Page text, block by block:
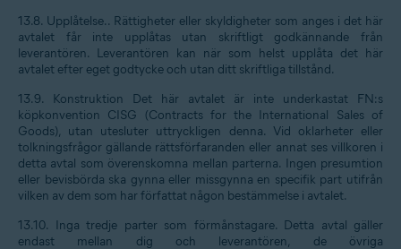
13.8. Upplåtelse.. Rättigheter eller skyldigheter som anges i det här
avtalet får inte upplåtas utan skriftligt godkännande från
leverantören. Leverantören kan när som helst upplåta det här
avtalet efter eget godtycke och utan ditt skriftliga tillstånd.
13.9. Konstruktion Det här avtalet är inte underkastat FN:s
köpkonvention CISG (Contracts for the International Sales of
Goods), utan utesluter uttryckligen denna. Vid oklarheter eller
tolkningsfrågor gällande rättsförfaranden eller annat ses villkoren i
detta avtal som överenskomna mellan parterna. Ingen presumtion
eller bevisbörda ska gynna eller missgynna en specifik part utifrån
vilken av dem som har författat någon bestämmelse i avtalet.
13.10. Inga tredje parter som förmånstagare. Detta avtal gäller
endast mellan dig och leverantören, de övriga